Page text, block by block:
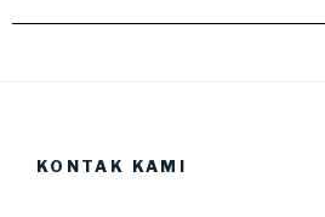
KONTAK KAMI